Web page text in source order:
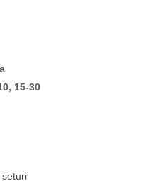
15-30